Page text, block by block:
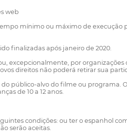
web
mínimo ou máximo de
finalizadas após janeiro de 2020.
excepcionalmente, por
direitos não poderá retirar sua
público-alvo do filme ou programa.
de 10 a 12 anos.
condições: ou ter o espanhol
serão aceitas.